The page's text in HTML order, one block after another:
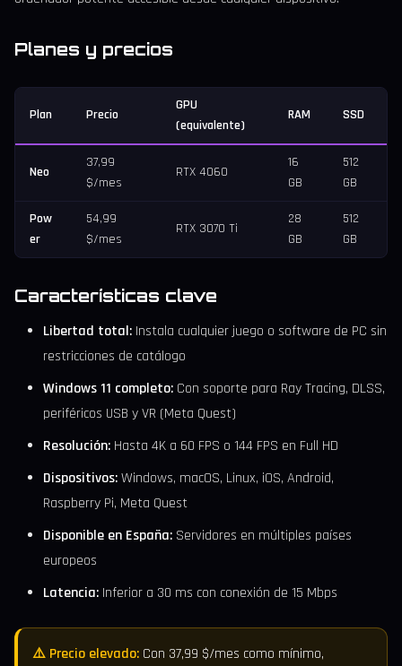
Planes y precios
Plan Precio
GPU
(equivalente)
RAM SSD
Neo
37,99
$/mes
RTX 4060
16
GB
512
GB
Pow
er
54,99
$/mes
RTX 3070 Ti
28
GB
512
GB
Características clave
Libertad total: Instala cualquier juego o software de PC sin
restricciones de catálogo
Windows 11 completo: Con soporte para Ray Tracing, DLSS,
periféricos USB y VR (Meta Quest)
Resolución: Hasta 4K a 60 FPS o 144 FPS en Full HD
Dispositivos:Windows, macOS, Linux, iOS, Android,
Raspberry Pi, Meta Quest
Disponible en España: Servidores en múltiples países
europeos
Latencia: Inferior a 30 ms con conexión de 15 Mbps
⚠️ Precio elevado: Con 37,99 $/mes como mínimo,